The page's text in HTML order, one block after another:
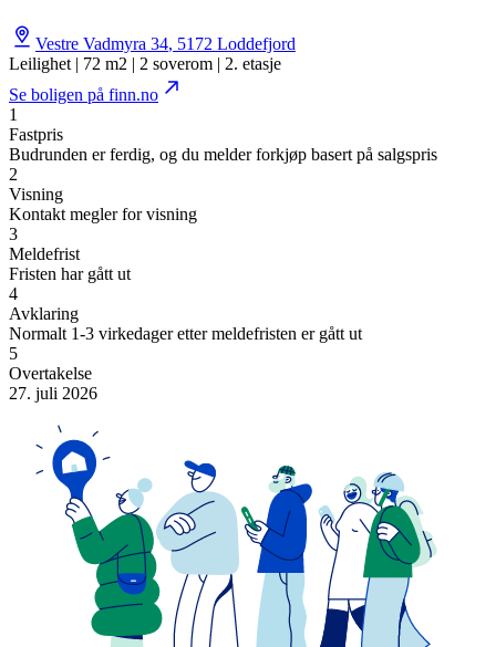
Vestre Vadmyra 34, 5172 Loddefjord
Leilighet | 72 m2 | 2 soverom | 2. etasje
Se boligen på finn.no
1
Fastpris
Budrunden er ferdig, og du melder forkjøp basert på salgspris
2
Visning
Kontakt megler for visning
3
Meldefrist
Fristen har gått ut
4
Avklaring
Normalt 1-3 virkedager etter meldefristen er gått ut
5
Overtakelse
27. juli 2026